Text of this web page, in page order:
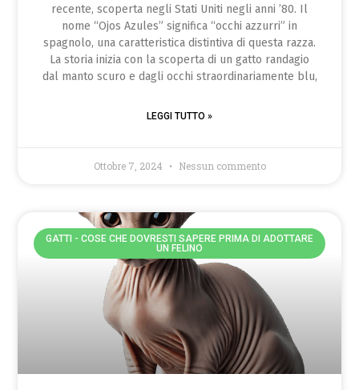
recente, scoperta negli Stati Uniti negli anni ’80. Il
nome “Ojos Azules” significa “occhi azzurri” in
spagnolo, una caratteristica distintiva di questa razza.
La storia inizia con la scoperta di un gatto randagio
dal manto scuro e dagli occhi straordinariamente blu,
LEGGI TUTTO »
Ottobre 7, 2024 Nessun commento
GATTI - COSE CHE DOVRESTI SAPERE PRIMA DI ADOTTARE
UN FELINO